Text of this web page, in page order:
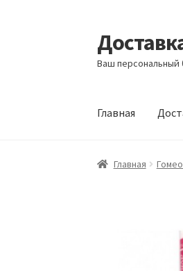
Перейти
к
навигации
Перейти
к
содержимому
Ваш персональный
Главная
Главная Доставка
Главная